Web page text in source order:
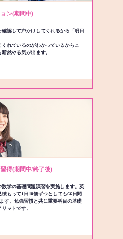
ン(期間中)
認して声かけしてくれるから「明日
れているのがわかっているからこ
然やる気が出ます。
得(期間中/終了後)
学の基礎問題演習を実施します。英
もって1日10個ずつとしても66日間
す。勉強習慣と共に重要科目の基礎
ットです。